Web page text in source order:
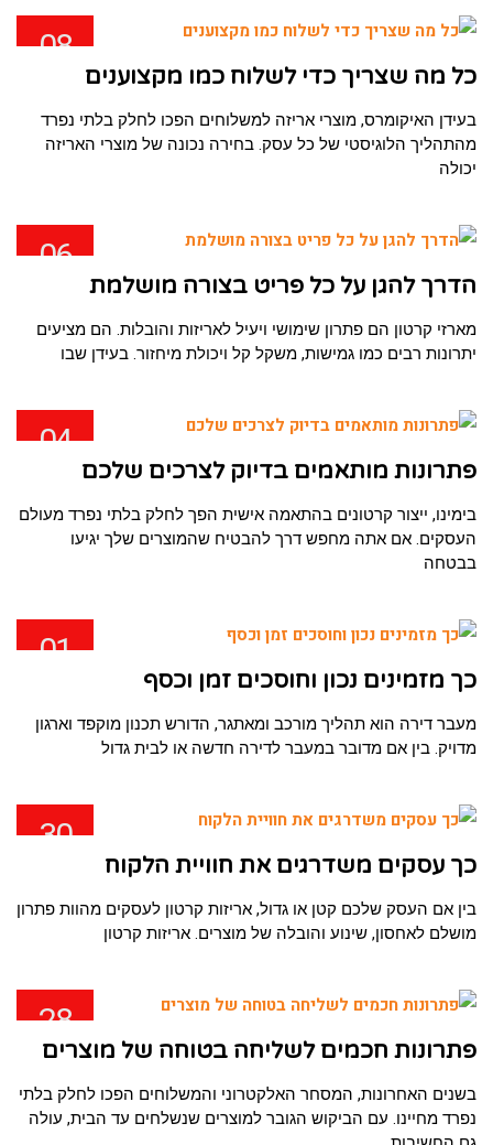
08
כל מה שצריך כדי לשלוח כמו מקצוענים
בעידן האיקומרס, מוצרי אריזה למשלוחים הפכו לחלק בלתי נפרד
מהתהליך הלוגיסטי של כל עסק. בחירה נכונה של מוצרי האריזה
יכולה
06
הדרך להגן על כל פריט בצורה מושלמת
מארזי קרטון הם פתרון שימושי ויעיל לאריזות והובלות. הם מציעים
יתרונות רבים כמו גמישות, משקל קל ויכולת מיחזור. בעידן שבו
04
פתרונות מותאמים בדיוק לצרכים שלכם
בימינו, ייצור קרטונים בהתאמה אישית הפך לחלק בלתי נפרד מעולם
העסקים. אם אתה מחפש דרך להבטיח שהמוצרים שלך יגיעו
בבטחה
01
כך מזמינים נכון וחוסכים זמן וכסף
מעבר דירה הוא תהליך מורכב ומאתגר, הדורש תכנון מוקפד וארגון
מדויק. בין אם מדובר במעבר לדירה חדשה או לבית גדול
30
כך עסקים משדרגים את חוויית הלקוח
בין אם העסק שלכם קטן או גדול, אריזות קרטון לעסקים מהוות פתרון
מושלם לאחסון, שינוע והובלה של מוצרים. אריזות קרטון
28
ינו
פתרונות חכמים לשליחה בטוחה של מוצרים
בשנים האחרונות, המסחר האלקטרוני והמשלוחים הפכו לחלק בלתי
נפרד מחיינו. עם הביקוש הגובר למוצרים שנשלחים עד הבית, עולה